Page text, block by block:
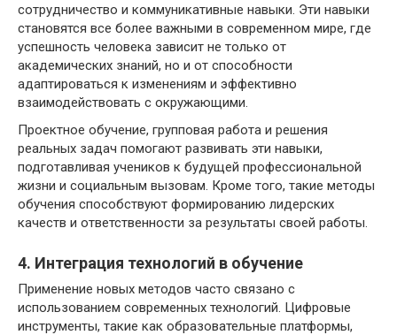
сотрудничество и коммуникативные навыки. Эти навыки
становятся все более важными в современном мире, где
успешность человека зависит не только от
академических знаний, но и от способности
адаптироваться к изменениям и эффективно
взаимодействовать с окружающими.
Проектное обучение, групповая работа и решения
реальных задач помогают развивать эти навыки,
подготавливая учеников к будущей профессиональной
жизни и социальным вызовам. Кроме того, такие методы
обучения способствуют формированию лидерских
качеств и ответственности за результаты своей работы.
4. Интеграция технологий в обучение
Применение новых методов часто связано с
использованием современных технологий. Цифровые
инструменты, такие как образовательные платформы,